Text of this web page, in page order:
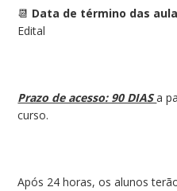
📆 Data de término das
Edital
Prazo de acesso: 90 DIASa
curso.
Após 24 horas, os alunos